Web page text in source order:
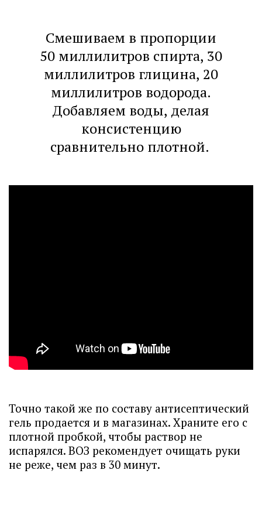
Смешиваем в пропорции
50 миллилитров спирта, 30
миллилитров глицина, 20
миллилитров водорода.
Добавляем воды, делая
консистенцию
сравнительно плотной.
Точно такой же по составу антисептический
гель продается и в магазинах. Храните его с
плотной пробкой, чтобы раствор не
испарялся. ВОЗ рекомендует очищать руки
не реже, чем раз в 30 минут.